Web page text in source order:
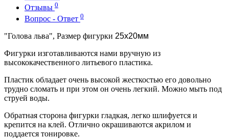
Отзывы 0
Вопрос - Ответ 0
"Голова льва", Размер фигурки 25х20мм
Фигурки изготавливаются нами вручную из
высококачественного литьевого пластика.
Пластик обладает очень высокой жесткостью его довольно
трудно сломать и при этом он очень легкий. Можно мыть под
струей воды.
Обратная сторона фигурки гладкая, легко шлифуется и
крепится на клей. Отлично окрашиваются акрилом и
поддается тонировке.